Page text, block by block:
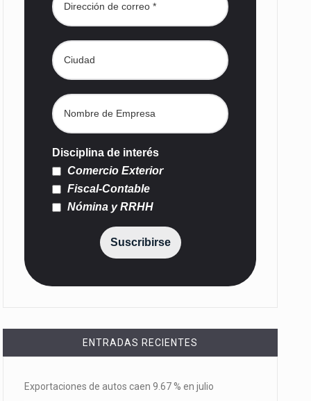
Disciplina de interés
Comercio Exterior
Fiscal-Contable
Nómina y RRHH
Suscribirse
ENTRADAS RECIENTES
Exportaciones de autos caen 9.67 % en julio